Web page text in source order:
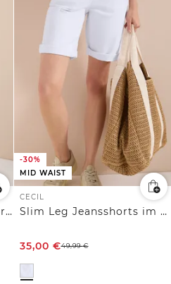
High Waist Slim Leg Shorts im Slim Fit
-30%
MID WAIST
CECIL
Slim Leg Jeansshorts im Casual Fit
35,00 €49,99€